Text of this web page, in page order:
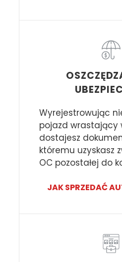
Wyrejestrowując
pojazd wrastający
dostajesz
któremu uzyskasz
OC pozostałej do
JAK SPRZEDAĆ